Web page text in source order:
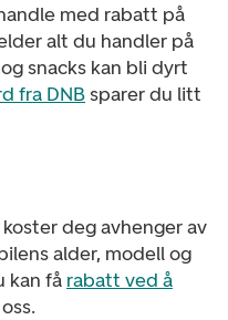
med rabatt på
alt du handler på
snacks kan bli dyrt
fra DNBsparer du litt
deg avhenger av
alder, modell og
kan få rabatt ved å